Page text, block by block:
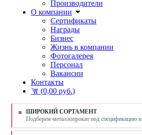
Производители
О компании
Сертификаты
Награды
Бизнес
Жизнь в компании
Фотогалерея
Персонал
Вакансии
Контакты
(0,00 руб.)
ШИРОКИЙ СОРТАМЕНТ
Подберем металлопрокат под спецификацию и